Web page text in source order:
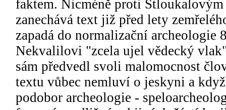
faktem. Nicméně proti
zanechává text již před lety
zapadá do normalizační archeologie
Nekvalilovi "zcela ujel vědecký
sám předvedl svoli malomocnost
textu vůbec nemluví o jeskyni a
podobor archeologie -